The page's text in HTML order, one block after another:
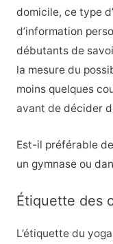
domicile, ce type
d’information
débutants de
la mesure du
moins quelques
avant de décider
Est-il préférable
un gymnase ou
Étiquette des
L’étiquette du